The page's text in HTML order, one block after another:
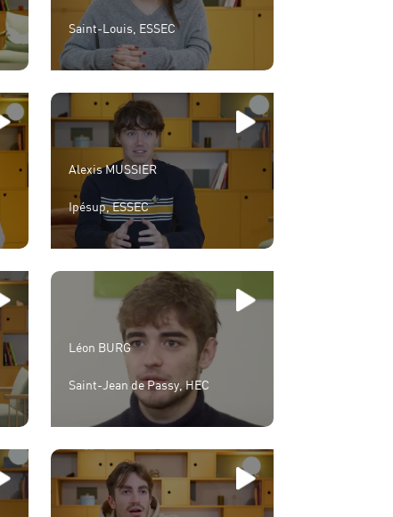
Saint-Louis, ESSEC
Alexis MUSSIER
Ipésup, ESSEC
Léon BURG
Saint-Jean de Passy, HEC